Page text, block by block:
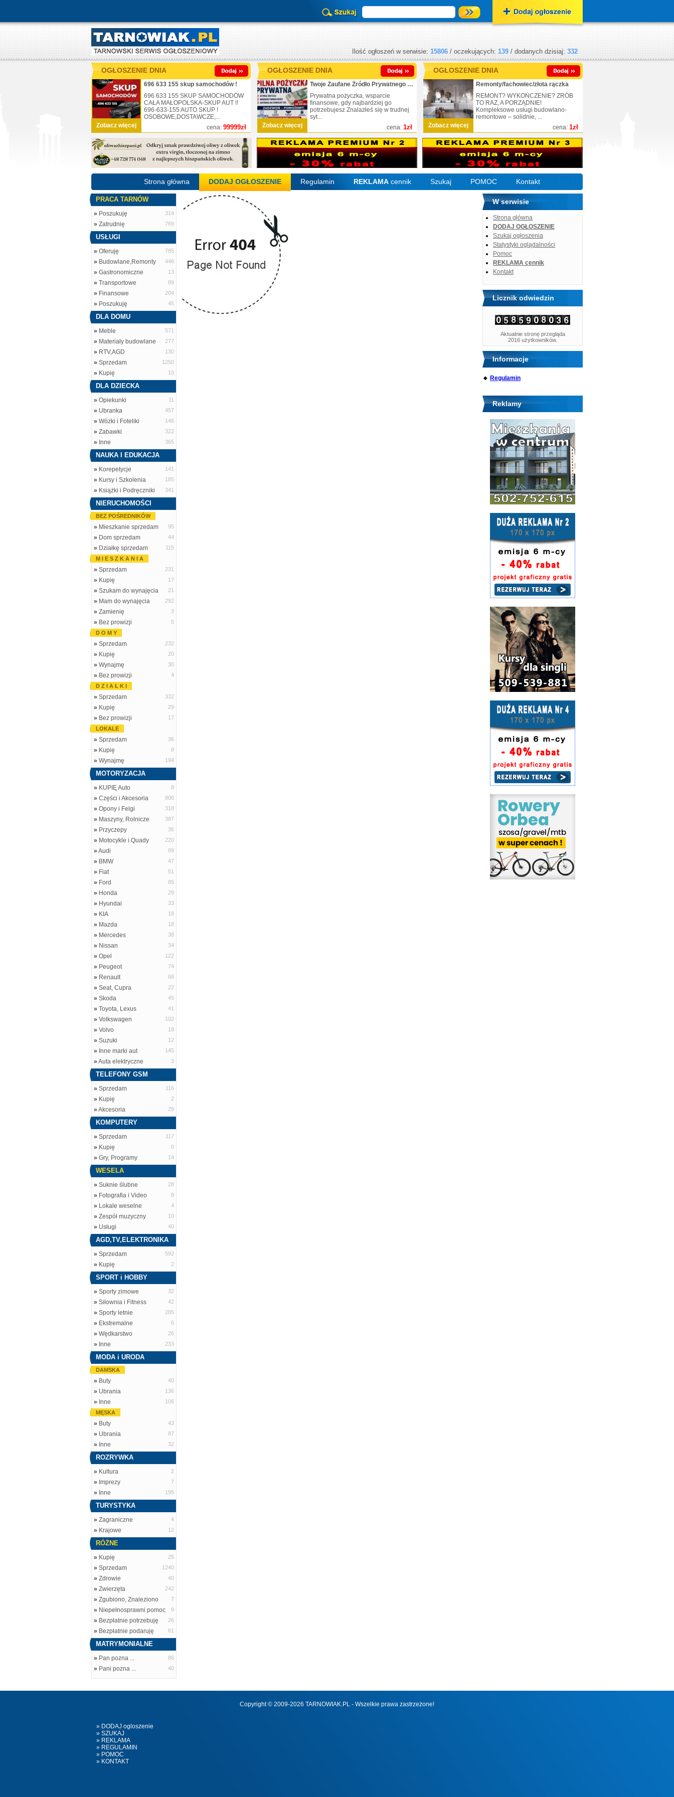
Ilość ogłoszeń w serwisie: 15806 / oczekujących: 139 / dodanych dzisiaj: 332
OGŁOSZENIE DNIA
Zobacz więcej cena: 99999zł
696 633 155 skup samochodów !
696 633 155 SKUP SAMOCHODÓW
CAŁA MAŁOPOLSKA-SKUP AUT !!
696-633-155 AUTO SKUP !
OSOBOWE,DOSTAWCZE,...
OGŁOSZENIE DNIA
Zobacz więcej cena: 1zł
Twoje Zaufane Źródło Prywatnego Finansowania
Prywatna pożyczka, wsparcie
finansowe, gdy najbardziej go
potrzebujesz Znalazłeś się w trudnej
syt...
OGŁOSZENIE DNIA
Zobacz więcej cena: 1zł
Remonty/fachowiec/złota rączka
REMONT? WYKOŃCZENIE? ZRÓB
TO RAZ, A PORZĄDNIE!
Kompleksowe usługi budowlano-
remontowe – solidnie, ...
Strona główna DODAJ OGŁOSZENIE Regulamin REKLAMA cennik Szukaj POMOC Kontakt
PRACA TARNÓW
» Poszukuję 314
» Zatrudnię 769
USŁUGI
» Oferuję 785
» Budowlane,Remonty 446
» Gastronomiczne 13
» Transportowe 89
» Finansowe 204
» Poszukuję 45
DLA DOMU
» Meble 571
» Materiały budowlane 277
» RTV,AGD 130
» Sprzedam 1250
» Kupię 10
DLA DZIECKA
» Opiekunki 11
» Ubranka 457
» Wózki i Foteliki 146
» Zabawki 322
» Inne 365
NAUKA I EDUKACJA
» Korepetycje 141
» Kursy i Szkolenia 185
» Książki i Podręczniki 341
NIERUCHOMOŚCI
BEZ POŚREDNIKÓW
» Mieszkanie sprzedam 95
» Dom sprzedam 44
» Działkę sprzedam
115
M I E S Z K A N I A
» Sprzedam 231
» Kupię 17
» Szukam do wynajęcia 21
» Mam do wynajęcia 292
» Zamienię 3
» Bez prowizji
5
D O M Y
» Sprzedam 232
» Kupię 20
» Wynajmę 30
» Bez prowizji
4
D Z I A Ł K I
» Sprzedam 332
» Kupię 29
» Bez prowizji
17
LOKALE
» Sprzedam 36
» Kupię 8
» Wynajmę 194
MOTORYZACJA
» KUPIĘ Auto 8
» Części i Akcesoria 806
» Opony i Felgi 318
» Maszyny, Rolnicze 387
» Przyczepy 36
» Motocykle i Quady 220
»Audi 89
» BMW 47
» Fiat 51
» Ford 85
» Honda 29
» Hyundai 33
» KIA 18
» Mazda 18
» Mercedes 38
» Nissan 34
» Opel 122
» Peugeot 74
» Renault 68
» Seat, Cupra 22
» Skoda 45
» Toyota, Lexus 41
» Volkswagen 102
» Volvo 18
» Suzuki 12
» Inne marki aut 145
»Auta elektryczne 3
TELEFONY GSM
» Sprzedam 116
» Kupię 2
»Akcesoria 29
KOMPUTERY
» Sprzedam 117
» Kupię 0
» Gry, Programy 14
WESELA
» Suknie ślubne 28
» Fotografia i Video 8
» Lokale weselne 4
» Zespół muzyczny 10
» Usługi 40
AGD,TV,ELEKTRONIKA
» Sprzedam 592
» Kupię 2
SPORT i HOBBY
» Sporty zimowe 32
» Siłownia i Fitness 42
» Sporty letnie 285
» Ekstremalne 6
» Wędkarstwo 26
» Inne 233
MODA i URODA
DAMSKA
» Buty 40
» Ubrania 136
» Inne
106
MĘSKA
» Buty 43
» Ubrania 87
» Inne 32
ROZRYWKA
» Kultura 2
» Imprezy 7
» Inne 195
TURYSTYKA
» Zagraniczne 4
» Krajowe 12
RÓŻNE
» Kupię 25
» Sprzedam 1240
» Zdrowie 40
» Zwierzęta 242
» Zgubiono, Znaleziono 7
» Niepełnosprawni pomoc 9
» Bezpłatnie potrzebuję 26
» Bezpłatnie podaruję 61
MATRYMONIALNE
» Pan pozna ... 86
» Pani pozna ... 40
W serwisie
Strona główna
DODAJ OGŁOSZENIE
Szukaj ogłoszenia
Statystyki oglądalności
Pomoc
REKLAMA cennik
Kontakt
Licznik odwiedzin
Aktualnie stronę przegląda
2016 użytkowników.
Informacje
🔹 Regulamin
Reklamy
Copyright © 2009-2026 TARNOWIAK.PL - Wszelkie prawa zastrzeżone!
» DODAJ ogloszenie
» SZUKAJ
» REKLAMA
» REGULAMIN
» POMOC
» KONTAKT